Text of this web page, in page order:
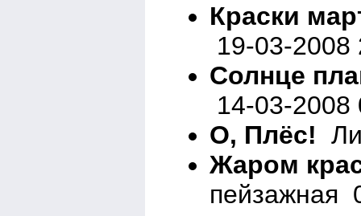
Краски
19-03-2008
Солнце
14-03-2008
О, Плёс!
Жаром
пейзажная